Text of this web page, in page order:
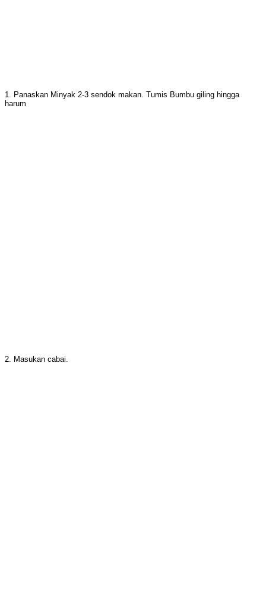
1. Panaskan Minyak 2-3 sendok makan. Tumis Bumbu giling hingga
harum
2. Masukan cabai.